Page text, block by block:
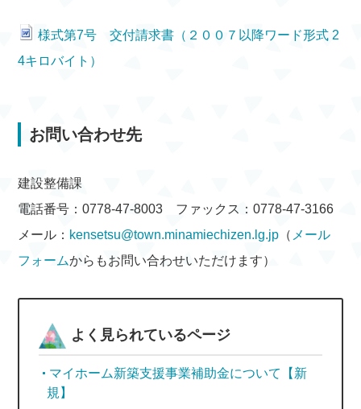
様式第7号 交付請求書（２００７以降ワード形式 2
4キロバイト）
お問い合わせ先
建設整備課
電話番号：0778-47-8003 ファックス：0778-47-3166
メール： kensetsu@town.minamiechizen.lg.jp （ メール
フォームからもお問い合わせいただけます）
よく見られているページ
マイホーム新築支援事業補助金について【新
規】